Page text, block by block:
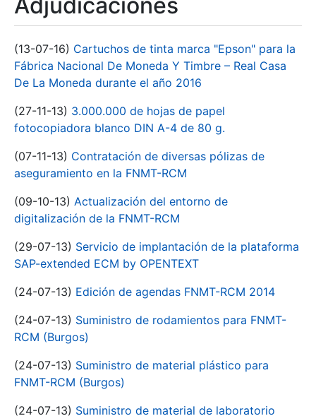
Adjudicaciones
(13-07-16) Cartuchos de tinta marca "Epson" para la
Fábrica Nacional De Moneda Y Timbre – Real Casa
De La Moneda durante el año 2016
(27-11-13) 3.000.000 de hojas de papel
fotocopiadora blanco DIN A-4 de 80 g.
(07-11-13) Contratación de diversas pólizas de
aseguramiento en la FNMT-RCM
(09-10-13) Actualización del entorno de
digitalización de la FNMT-RCM
(29-07-13) Servicio de implantación de la plataforma
SAP-extended ECM by OPENTEXT
(24-07-13) Edición de agendas FNMT-RCM 2014
(24-07-13) Suministro de rodamientos para FNMT-
RCM (Burgos)
(24-07-13) Suministro de material plástico para
FNMT-RCM (Burgos)
(24-07-13) Suministro de material de laboratorio